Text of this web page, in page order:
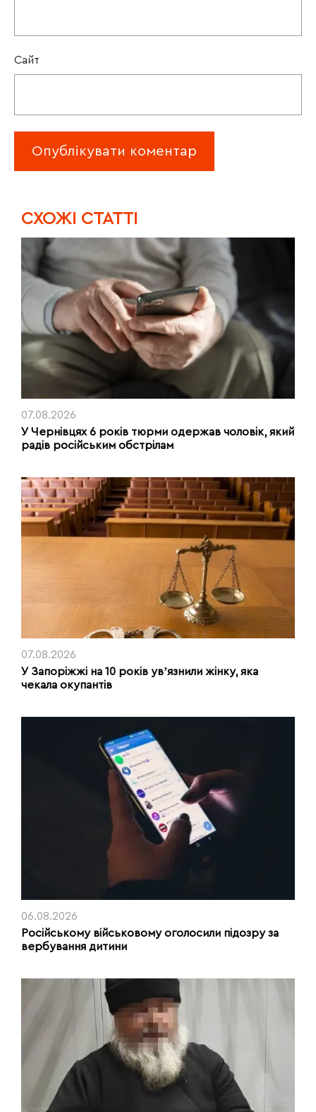
Сайт
CХОЖІ СТАТТІ
07.08.2026
У Чернівцях 6 років тюрми одержав чоловік, який
радів російським обстрілам
07.08.2026
У Запоріжжі на 10 років увʼязнили жінку, яка
чекала окупантів
06.08.2026
Російському військовому оголосили підозру за
вербування дитини